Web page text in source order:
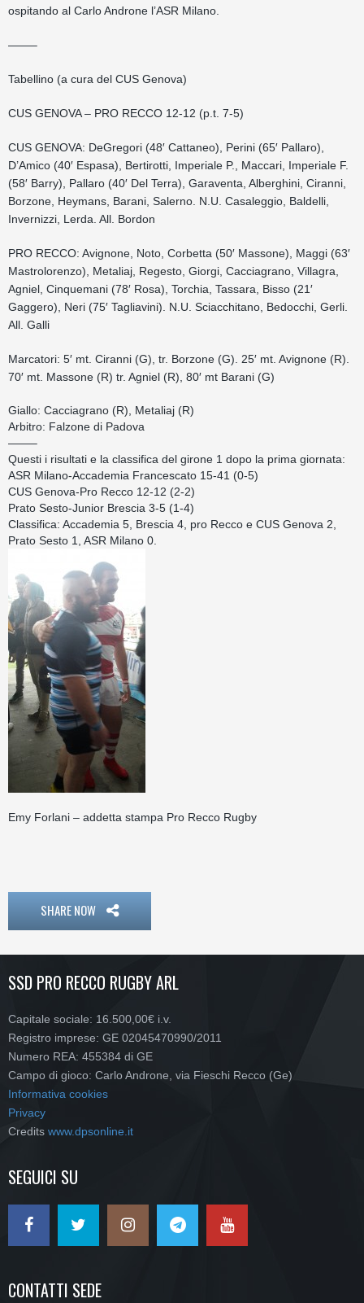
ospitando al Carlo Androne l’ASR Milano.
——–
Tabellino (a cura del CUS Genova)
CUS GENOVA – PRO RECCO 12-12 (p.t. 7-5)
CUS GENOVA: DeGregori (48′ Cattaneo), Perini (65′ Pallaro),
D’Amico (40′ Espasa), Bertirotti, Imperiale P., Maccari, Imperiale F.
(58′ Barry), Pallaro (40′ Del Terra), Garaventa, Alberghini, Ciranni,
Borzone, Heymans, Barani, Salerno. N.U. Casaleggio, Baldelli,
Invernizzi, Lerda. All. Bordon
PRO RECCO: Avignone, Noto, Corbetta (50′ Massone), Maggi (63′
Mastrolorenzo), Metaliaj, Regesto, Giorgi, Cacciagrano, Villagra,
Agniel, Cinquemani (78′ Rosa), Torchia, Tassara, Bisso (21′
Gaggero), Neri (75′ Tagliavini). N.U. Sciacchitano, Bedocchi, Gerli.
All. Galli
Marcatori: 5′ mt. Ciranni (G), tr. Borzone (G). 25′ mt. Avignone (R).
70′ mt. Massone (R) tr. Agniel (R), 80′ mt Barani (G)
Giallo: Cacciagrano (R), Metaliaj (R)
Arbitro: Falzone di Padova
——–
Questi i risultati e la classifica del girone 1 dopo la prima giornata:
ASR Milano-Accademia Francescato 15-41 (0-5)
CUS Genova-Pro Recco 12-12 (2-2)
Prato Sesto-Junior Brescia 3-5 (1-4)
Classifica: Accademia 5, Brescia 4, pro Recco e CUS Genova 2,
Prato Sesto 1, ASR Milano 0.
Emy Forlani – addetta stampa Pro Recco Rugby
SHARE NOW
SSD PRO RECCO RUGBY ARL
Capitale sociale: 16.500,00€ i.v.
Registro imprese: GE 02045470990/2011
Numero REA: 455384 di GE
Campo di gioco: Carlo Androne, via Fieschi Recco (Ge)
Informativa cookies
Privacy
Credits www.dpsonline.it
SEGUICI SU
CONTATTI SEDE